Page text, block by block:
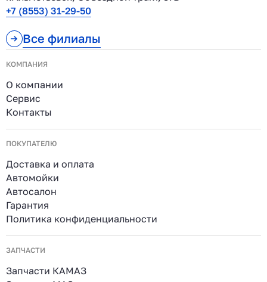
+7 (8553) 31-29-50
Все филиалы
КОМПАНИЯ
О компании
Сервис
Контакты
ПОКУПАТЕЛЮ
Доставка и оплата
Автомойки
Автосалон
Гарантия
Политика конфиденциальности
ЗАПЧАСТИ
Запчасти КАМАЗ